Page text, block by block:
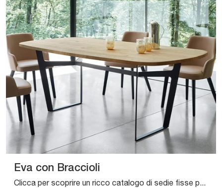
Eva con Braccioli
Clicca per scoprire un ricco catalogo di sedie fisse per stanze moderne: il modello Eva con Braccioli di Sangiacomo ti sta aspettando!